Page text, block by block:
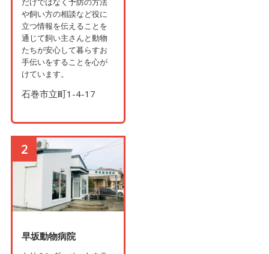
や飼い方の相談など役に
立つ情報を伝えることを
通じて飼い主さんと動物
たちが安心して暮らすお
手伝いをすることを心が
けています。
石巻市立町1-4-17
2
早坂動物病院